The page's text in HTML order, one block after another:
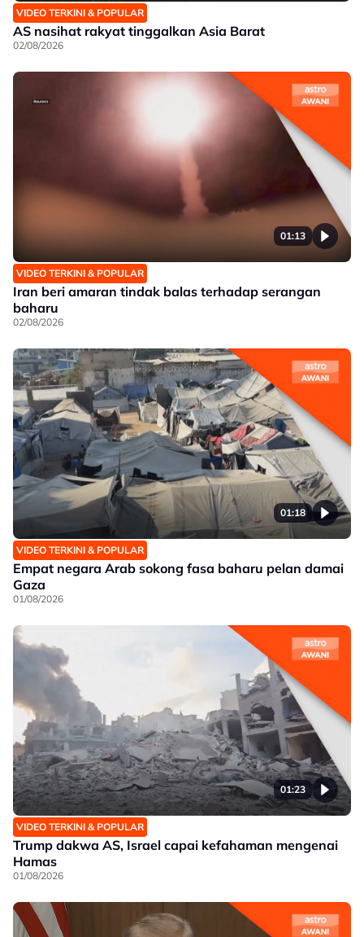
VIDEO TERKINI & POPULAR
AS nasihat rakyat tinggalkan Asia Barat
02/08/2026
01:13
VIDEO TERKINI & POPULAR
Iran beri amaran tindak balas terhadap serangan
baharu
02/08/2026
01:18
VIDEO TERKINI & POPULAR
Empat negara Arab sokong fasa baharu pelan damai
Gaza
01/08/2026
01:23
VIDEO TERKINI & POPULAR
Trump dakwa AS, Israel capai kefahaman mengenai
Hamas
01/08/2026